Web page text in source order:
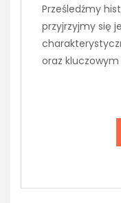
Prześledźmy
przyjrzyjmy się
oraz kluczowym